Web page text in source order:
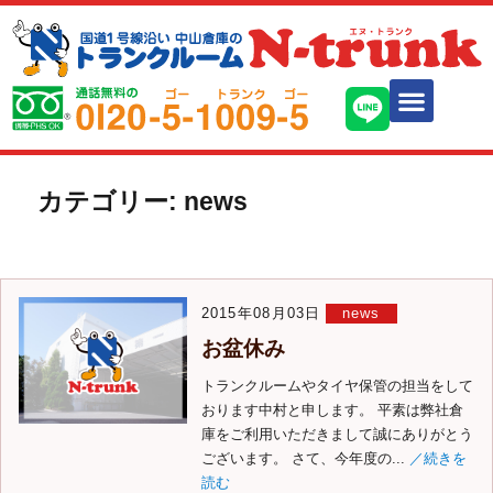
カテゴリー: news
2015年08月03日 news
お盆休み
トランクルームやタイヤ保管の担当をして
おります中村と申します。 平素は弊社倉
庫をご利用いただきまして誠にありがとう
ございます。 さて、今年度の...
／続きを
読む